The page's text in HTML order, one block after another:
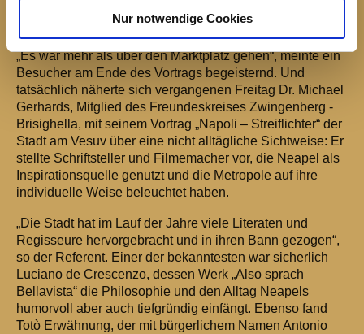
Nur notwendige Cookies
„Es war mehr als über den Marktplatz gehen“, meinte ein
Besucher am Ende des Vortrags begeisternd. Und
tatsächlich näherte sich vergangenen Freitag Dr. Michael
Gerhards, Mitglied des Freundeskreises Zwingenberg -
Brisighella, mit seinem Vortrag „Napoli – Streiflichter“ der
Stadt am Vesuv über eine nicht alltägliche Sichtweise: Er
stellte Schriftsteller und Filmemacher vor, die Neapel als
Inspirationsquelle genutzt und die Metropole auf ihre
individuelle Weise beleuchtet haben.
„Die Stadt hat im Lauf der Jahre viele Literaten und
Regisseure hervorgebracht und in ihren Bann gezogen“,
so der Referent. Einer der bekanntesten war sicherlich
Luciano de Crescenzo, dessen Werk „Also sprach
Bellavista“ die Philosophie und den Alltag Neapels
humorvoll aber auch tiefgründig einfängt. Ebenso fand
Totò Erwähnung, der mit bürgerlichem Namen Antonio